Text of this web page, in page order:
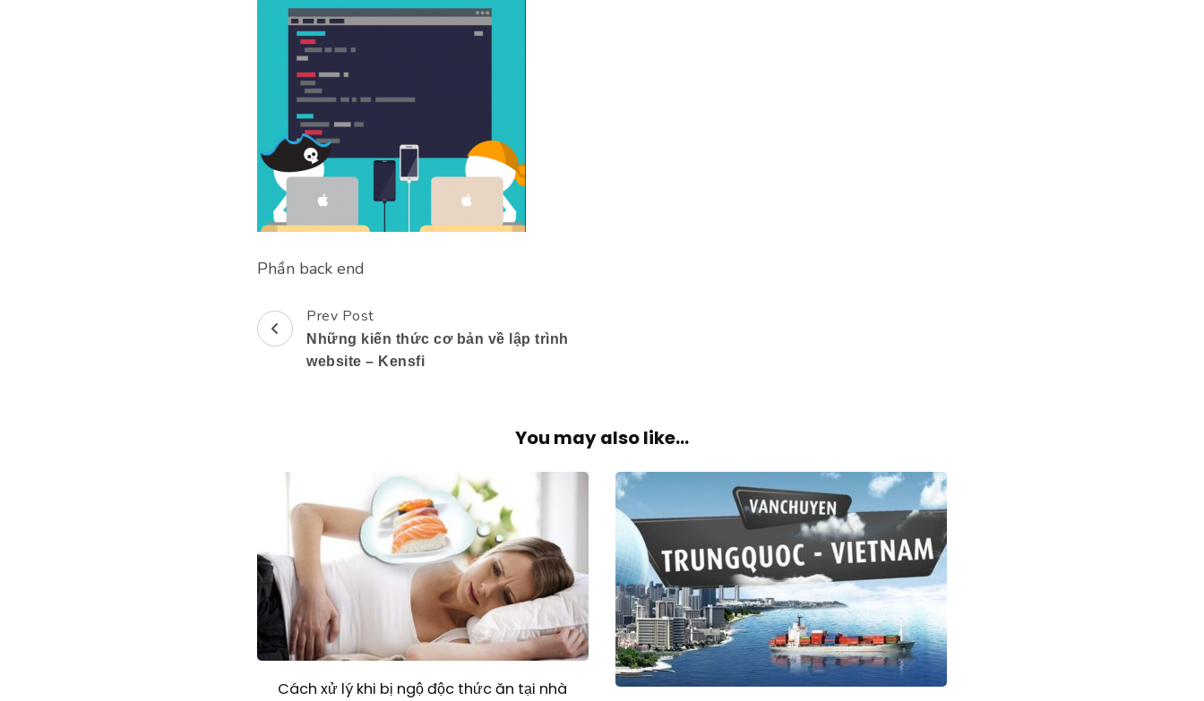
Phần back end
Post
Navigation
Prev Post
Những kiến thức cơ bản về lập trình
website – Kensfi
You may also like...
Cách xử lý khi bị ngộ độc thức ăn tại nhà